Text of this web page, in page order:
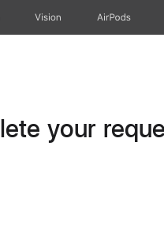
Vision AirPods
your